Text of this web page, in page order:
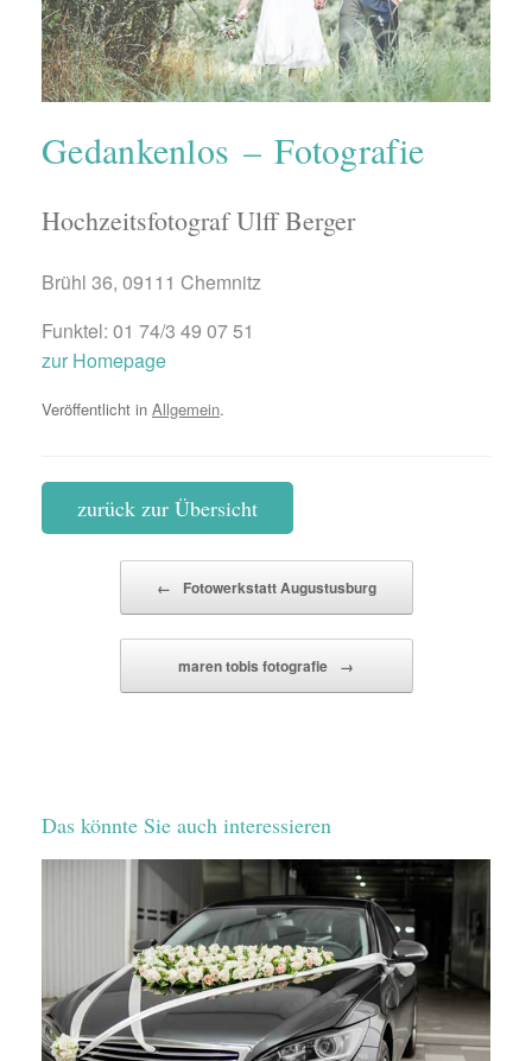
Gedankenlos – Fotografie
Hochzeitsfotograf Ulff Berger
Brühl 36, 09111 Chemnitz
Funktel: 01 74/3 49 07 51
zur Homepage
Veröffentlicht in Allgemein.
zurück zur Übersicht
← Fotowerkstatt Augustusburg
maren tobis fotografie →
Das könnte Sie auch interessieren